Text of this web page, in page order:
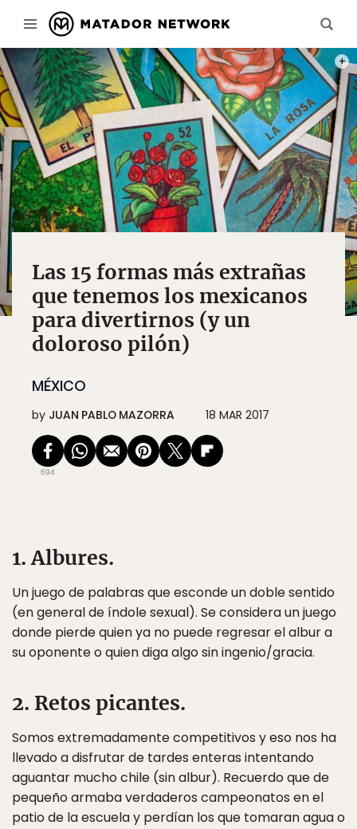
Las 15 formas más extrañas
que tenemos los mexicanos
para divertirnos (y un
doloroso pilón)
MÉXICO
by JUAN PABLO MAZORRA 18 MAR 2017
694
1. Albures.
Un juego de palabras que esconde un doble sentido
(en general de índole sexual). Se considera un juego
donde pierde quien ya no puede regresar el albur a
su oponente o quien diga algo sin ingenio/gracia.
2. Retos picantes.
Somos extremadamente competitivos y eso nos ha
llevado a disfrutar de tardes enteras intentando
aguantar mucho chile (sin albur). Recuerdo que de
pequeño armaba verdaderos campeonatos en el
patio de la escuela y perdían los que tomaran agua o